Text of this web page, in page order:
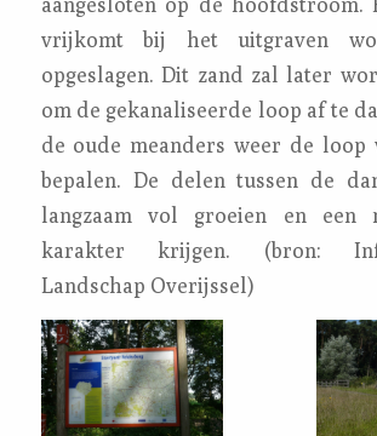
vrijkomt bij het uitgraven
opgeslagen. Dit zand zal later
om de gekanaliseerde loop af te
de oude meanders weer de
bepalen. De delen tussen de
langzaam vol groeien en een
karakter krijgen. (bron:
Landschap Overijssel)